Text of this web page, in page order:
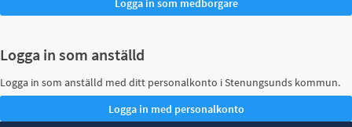
Logga in som anställd
Logga in som anställd med ditt personalkonto i Stenungsunds kommun.